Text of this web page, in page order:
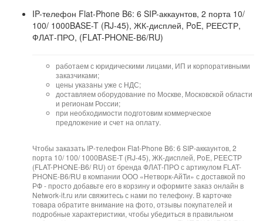
IP-телефон Flat-Phone B6: 6 SIP-аккаунтов, 2 порта 10/
100/ 1000BASE-T (RJ-45), ЖК-дисплей, PoE, РЕЕСТР,
ФЛАТ-ПРО, (FLAT-PHONE-В6/RU)
работаем с юридическими лицами, ИП и корпоративными
заказчиками;
цены указаны уже с НДС;
доставляем оборудование по Москве, Московской области
и регионам России;
при необходимости подготовим коммерческое
предложение и счет на оплату.
Чтобы заказать IP-телефон Flat-Phone B6: 6 SIP-аккаунтов, 2
порта 10/ 100/ 1000BASE-T (RJ-45), ЖК-дисплей, PoE, РЕЕСТР
(FLAT-PHONE-В6/ RU) от бренда ФЛАТ-ПРО с артикулом FLAT-
PHONE-В6/RU в компании ООО «Нетворк-АйТи» с доставкой по
РФ - просто добавьте его в корзину и оформите заказ онлайн в
Network-it.ru или свяжитесь с нами по телефону. В карточке
товара обратите внимание на фото, отзывы покупателей и
подробные характеристики, чтобы убедиться в правильном